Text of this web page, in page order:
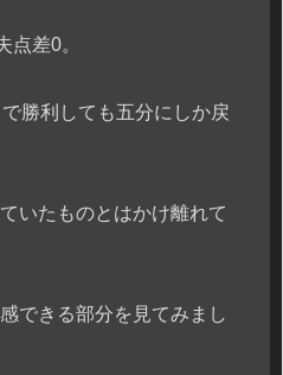
点差0。
勝利しても五分にしか戻
いたものとはかけ離れて
できる部分を見てみまし